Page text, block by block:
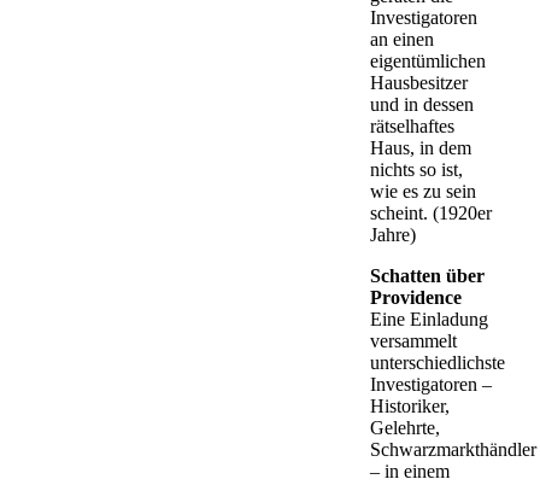
Investigatoren
an einen
eigentümlichen
Hausbesitzer
und in dessen
rätselhaftes
Haus, in dem
nichts so ist,
wie es zu sein
scheint. (1920er
Jahre)
Schatten über
Providence
Eine Einladung
versammelt
unterschiedlichste
Investigatoren –
Historiker,
Gelehrte,
Schwarzmarkthändler
– in einem